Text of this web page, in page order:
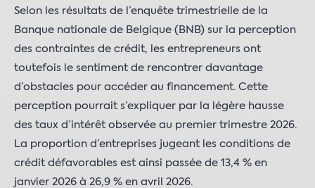
Selon les résultats de l’enquête trimestrielle de la
Banque nationale de Belgique (BNB) sur la perception
des contraintes de crédit, les entrepreneurs ont
toutefois le sentiment de rencontrer davantage
d’obstacles pour accéder au financement. Cette
perception pourrait s’expliquer par la légère hausse
des taux d’intérêt observée au premier trimestre 2026.
La proportion d’entreprises jugeant les conditions de
crédit défavorables est ainsi passée de 13,4 % en
janvier 2026 à 26,9 % en avril 2026.